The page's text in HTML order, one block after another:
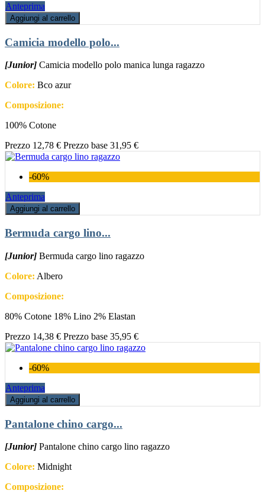
Anteprima
Aggiungi al carrello
Camicia modello polo...
[Junior] Camicia modello polo manica lunga ragazzo
Colore: Bco azur
Composizione:
100% Cotone
Prezzo 12,78 € Prezzo base 31,95 €
-60%
Anteprima
Aggiungi al carrello
Bermuda cargo lino...
[Junior] Bermuda cargo lino ragazzo
Colore: Albero
Composizione:
80% Cotone 18% Lino 2% Elastan
Prezzo 14,38 € Prezzo base 35,95 €
-60%
Anteprima
Aggiungi al carrello
Pantalone chino cargo...
[Junior] Pantalone chino cargo lino ragazzo
Colore: Midnight
Composizione: